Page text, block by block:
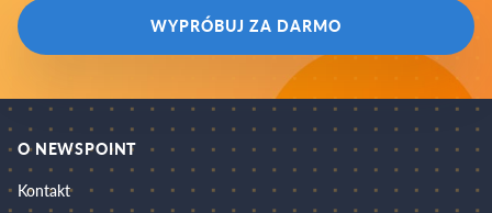
WYPRÓBUJ ZA DARMO
O NEWSPOINT
Kontakt